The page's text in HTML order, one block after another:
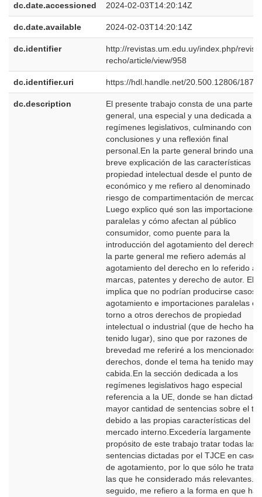
dc.date.accessioned 2024-02-03T14:20:14Z
dc.date.available 2024-02-03T14:20:14Z
dc.identifier
http://revistas.um.edu.uy/index.php/
recho/article/view/958
dc.identifier.uri https://hdl.handle.net/20.500.12806/1873
dc.description
El presente trabajo consta de una parte
general, una especial y una dedicada a
regímenes legislativos, culminando con
conclusiones y una reflexión final
personal.En la parte general brindo una
breve explicación de las características
propiedad intelectual desde el punto de
económico y me refiero al denominado
riesgo de compartimentación de
Luego explico qué son las importaciones
paralelas y cómo afectan al público
consumidor, como puente para la
introducción del agotamiento del
la parte general me refiero además al
agotamiento del derecho en lo referido a
marcas, patentes y derecho de autor. Ello
implica que no podrían producirse casos
agotamiento e importaciones paralelas en
torno a otros derechos de propiedad
intelectual o industrial (que de hecho han
tenido lugar), sino que por razones de
brevedad me referiré a los mencionados
derechos, donde el tema ha tenido mayor
cabida.En la sección dedicada a los
regímenes legislativos hago especial
referencia a la UE, donde se han dictado
mayor cantidad de sentencias sobre el
debido a las propias características del
mercado interno.Excedería largamente el
propósito de este trabajo tratar todas las
sentencias dictadas por el TJCE en casos
de agotamiento, por lo que sólo he
las que he considerado más relevantes.
seguido, me refiero a la forma en que ha